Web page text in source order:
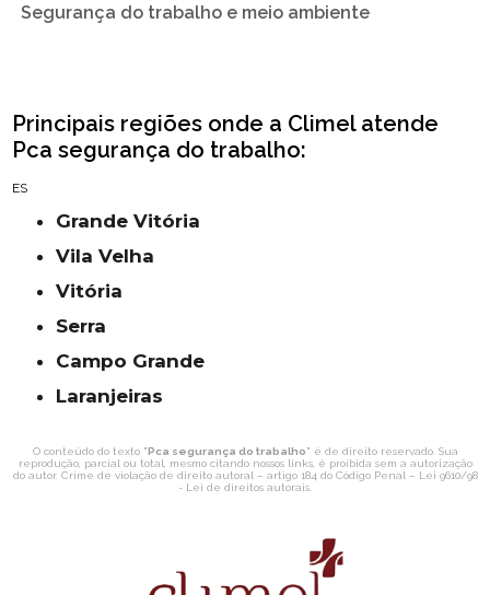
Segurança do trabalho e meio ambiente
Principais regiões onde a Climel atende
Pca segurança do trabalho:
ES
Grande Vitória
Vila Velha
Vitória
Serra
Campo Grande
Laranjeiras
O conteúdo do texto "Pca segurança do trabalho" é de direito reservado. Sua
reprodução, parcial ou total, mesmo citando nossos links, é proibida sem a autorização
do autor. Crime de violação de direito autoral – artigo 184 do Código Penal – Lei 9610/98
- Lei de direitos autorais